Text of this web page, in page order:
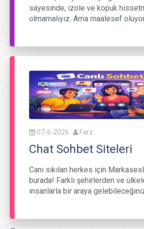
sayesinde, izole ve kopuk
olmamalıyız. Ama maalesef
07-6-2026 Farz
Chat Sohbet Siteleri
Canı sıkılan herkes için
burada! Farklı şehirlerden ve
insanlarla bir araya